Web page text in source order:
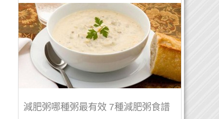
減肥粥哪種粥最有效 7種減肥粥食譜